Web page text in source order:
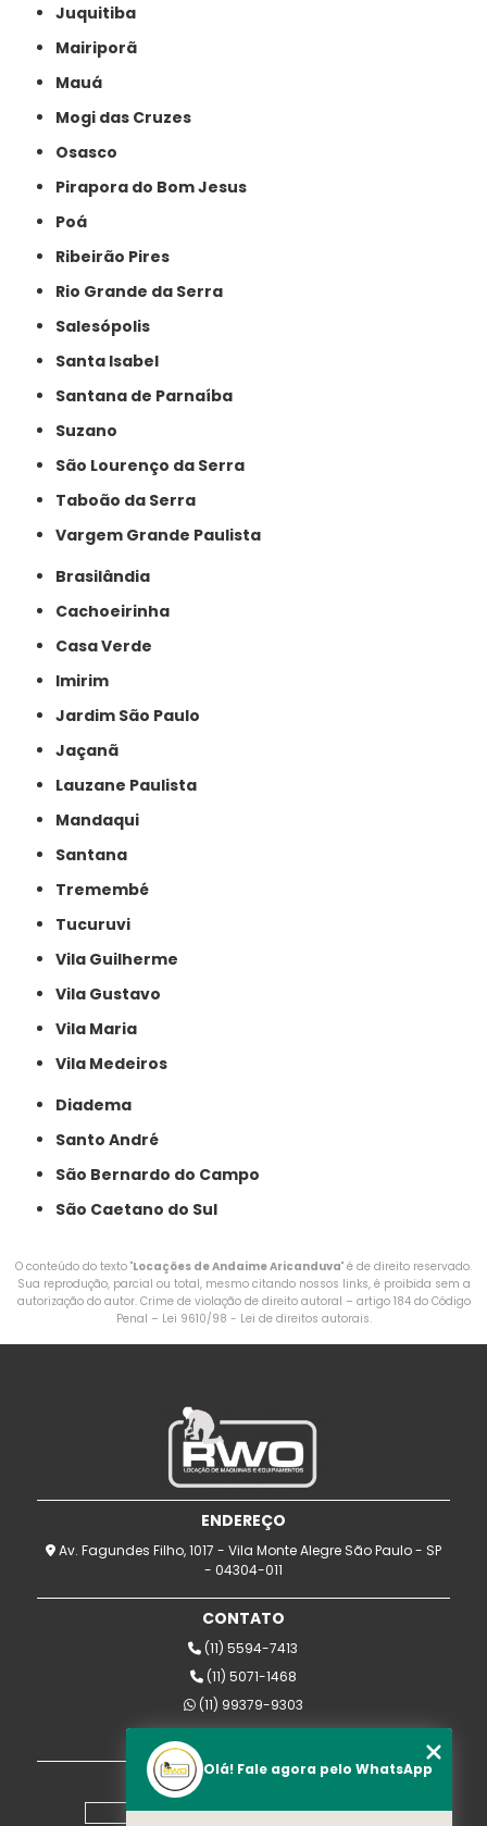
Juquitiba
Mairiporã
Mauá
Mogi das Cruzes
Osasco
Pirapora do Bom Jesus
Poá
Ribeirão Pires
Rio Grande da Serra
Salesópolis
Santa Isabel
Santana de Parnaíba
Suzano
São Lourenço da Serra
Taboão da Serra
Vargem Grande Paulista
Brasilândia
Cachoeirinha
Casa Verde
Imirim
Jardim São Paulo
Jaçanã
Lauzane Paulista
Mandaqui
Santana
Tremembé
Tucuruvi
Vila Guilherme
Vila Gustavo
Vila Maria
Vila Medeiros
Diadema
Santo André
São Bernardo do Campo
São Caetano do Sul
O conteúdo do texto "Locações de Andaime Aricanduva" é de direito reservado.
Sua reprodução, parcial ou total, mesmo citando nossos links, é proibida sem a
autorização do autor. Crime de violação de direito autoral – artigo 184 do Código
Penal – Lei 9610/98 - Lei de direitos autorais.
ENDEREÇO
Av. Fagundes Filho, 1017 - Vila Monte Alegre São Paulo - SP
- 04304-011
CONTATO
(11) 5594-7413
(11) 5071-1468
(11) 99379-9303
rwomaquinas@uol.com.br
Home
Olá! Fale agora pelo WhatsApp